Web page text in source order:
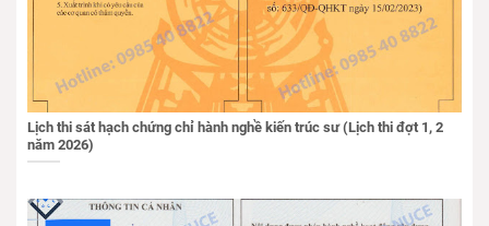
Lịch thi sát hạch chứng chỉ hành nghề kiến trúc sư (Lịch thi đợt 1, 2
năm 2026)